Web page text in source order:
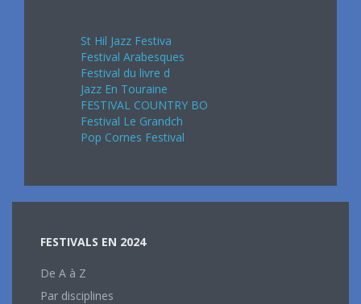
St Hil Jazz Festiva
Festival Arabesques
Festival du livre d
Jazz En Touraine
FESTIVAL COUNTRY BO
Festival Le Grandch
Pop Cornes Festival
FESTIVALS EN 2024
De A à Z
Par disciplines